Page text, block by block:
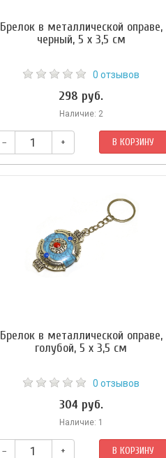
Брелок в металлической оправе,
черный, 5 х 3,5 см
0 отзывов
298 руб.
Наличие: 2
– + В КОРЗИНУ
Брелок в металлической оправе,
голубой, 5 х 3,5 см
0 отзывов
304 руб.
Наличие: 1
– + В КОРЗИНУ